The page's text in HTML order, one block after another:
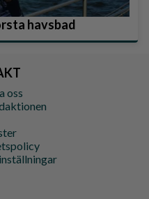
havsbad
oss